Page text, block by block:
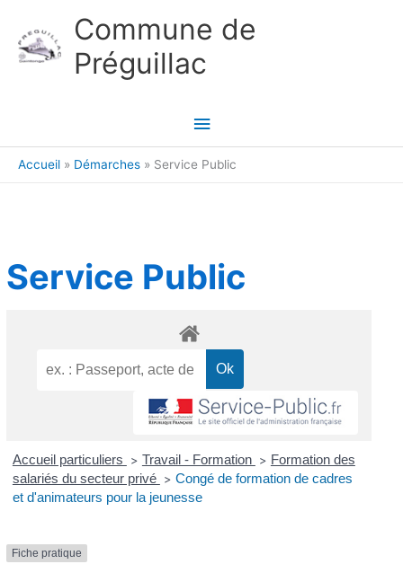
Commune de
Préguillac
Menu
principal
Accueil Démarches Service Public
Service Public
Accueil particuliers > Travail - Formation > Formation des
salariés du secteur privé > Congé de formation de cadres
et d'animateurs pour la jeunesse
Fiche pratique